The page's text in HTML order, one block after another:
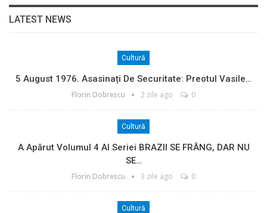
LATEST NEWS
Cultură
5 August 1976. Asasinați De Securitate: Preotul Vasile…
Florin Dobrescu 2 zile ago 0
Cultură
A Apărut Volumul 4 Al Seriei BRAZII SE FRÂNG, DAR NU
SE…
Florin Dobrescu 3 zile ago 0
Cultură